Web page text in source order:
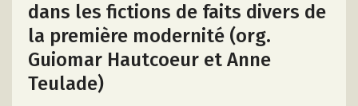
dans les fictions de faits divers de
la première modernité (org.
Guiomar Hautcoeur et Anne
Teulade)